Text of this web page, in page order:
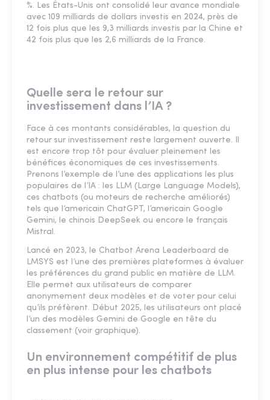
%. Les États-Unis ont consolidé leur avance mondiale
avec 109 milliards de dollars investis en 2024, près de
12 fois plus que les 9,3 milliards investis par la Chine et
42 fois plus que les 2,6 milliards de la France.
Quelle sera le retour sur
investissement dans l’IA ?
Face à ces montants considérables, la question du
retour sur investissement reste largement ouverte. Il
est encore trop tôt pour évaluer pleinement les
bénéfices économiques de ces investissements.
Prenons l’exemple de l’une des applications les plus
populaires de l’IA : les LLM (Large Language Models),
ces chatbots (ou moteurs de recherche améliorés)
tels que l’americain ChatGPT, l’americain Google
Gemini, le chinois DeepSeek ou encore le français
Mistral.
Lancé en 2023, le Chatbot Arena Leaderboard de
LMSYS est l’une des premières plateformes à évaluer
les préférences du grand public en matière de LLM.
Elle permet aux utilisateurs de comparer
anonymement deux modèles et de voter pour celui
qu’ils préfèrent. Début 2025, les utilisateurs ont placé
l’un des modèles Gemini de Google en tête du
classement (voir graphique).
Un environnement compétitif de plus
en plus intense pour les chatbots